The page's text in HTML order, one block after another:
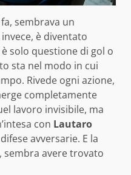
sembrava un
è diventato
è solo questione di gol o
sta nel modo in cui
Rivede ogni azione,
completamente
lavoro invisibile, ma
con Lautaro
avversarie. E la
, sembra avere trovato